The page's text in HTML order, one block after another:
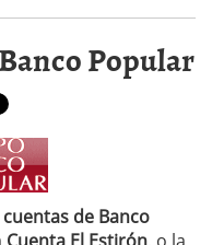
Popular
cuentas de Banco